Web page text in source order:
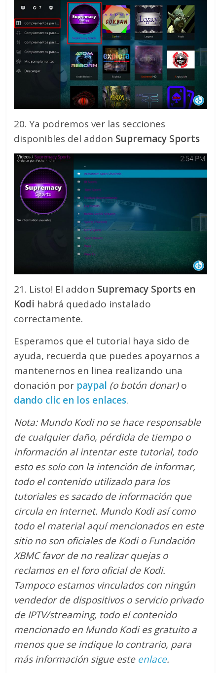
20. Ya podremos ver las secciones
disponibles del addon Supremacy Sports
21. Listo! El addon Supremacy Sports en
Kodi habrá quedado instalado
correctamente.
Esperamos que el tutorial haya sido de
ayuda, recuerda que puedes apoyarnos a
mantenernos en linea realizando una
donación por paypal (o botón donar)o
dando clic en los enlaces.
Nota: Mundo Kodi no se hace responsable
de cualquier daño, pérdida de tiempo o
información al intentar este tutorial, todo
esto es solo con la intención de informar,
todo el contenido utilizado para los
tutoriales es sacado de información que
circula en Internet. Mundo Kodi así como
todo el material aquí mencionados en este
sitio no son oficiales de Kodi o Fundación
XBMC favor de no realizar quejas o
reclamos en el foro oficial de Kodi.
Tampoco estamos vinculados con ningún
vendedor de dispositivos o servicio privado
de IPTV/streaming, todo el contenido
mencionado en Mundo Kodi es gratuito a
menos que se indique lo contrario, para
más información sigue este enlace.